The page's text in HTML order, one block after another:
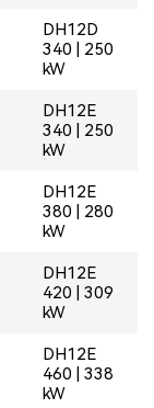
DH12D
340 | 250
kW
DH12E
340 | 250
kW
DH12E
380 | 280
kW
DH12E
420 | 309
kW
DH12E
460 | 338
kW